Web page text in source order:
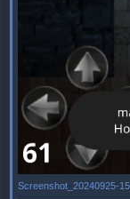
Screenshot_20240925-